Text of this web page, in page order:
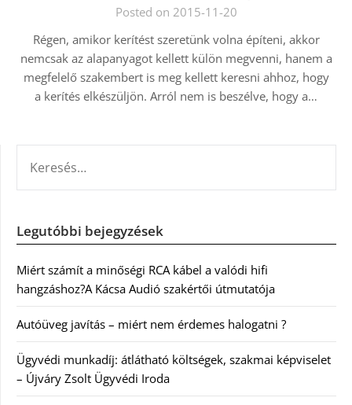
Posted on 2015-11-20
Régen, amikor kerítést szeretünk volna építeni, akkor
nemcsak az alapanyagot kellett külön megvenni, hanem a
megfelelő szakembert is meg kellett keresni ahhoz, hogy
a kerítés elkészüljön. Arról nem is beszélve, hogy a…
Legutóbbi bejegyzések
Miért számít a minőségi RCA kábel a valódi hifi
hangzáshoz?A Kácsa Audió szakértői útmutatója
Autóüveg javítás – miért nem érdemes halogatni ?
Ügyvédi munkadíj: átlátható költségek, szakmai képviselet
– Újváry Zsolt Ügyvédi Iroda